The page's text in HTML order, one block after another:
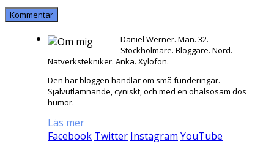
Daniel Werner. Man. 32.
Stockholmare. Bloggare. Nörd.
Nätverkstekniker. Anka. Xylofon.
Den här bloggen handlar om små funderingar.
Självutlämnande, cyniskt, och med en ohälsosam dos
humor.
Läs mer
Facebook Twitter Instagram YouTube